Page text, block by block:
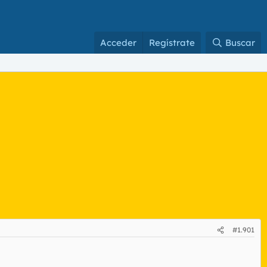
Acceder Regístrate Buscar
#1.901